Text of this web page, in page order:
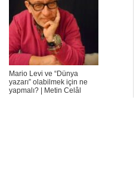
Mario Levi ve “Dünya
yazarı” olabilmek için ne
yapmalı? | Metin Celâl